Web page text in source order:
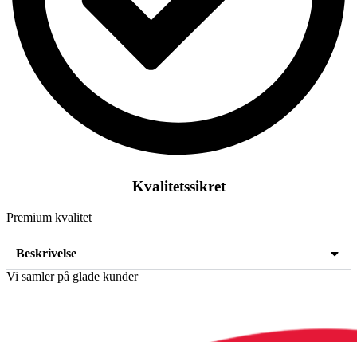
Kvalitetssikret
Premium kvalitet
Beskrivelse
Vi samler på glade kunder